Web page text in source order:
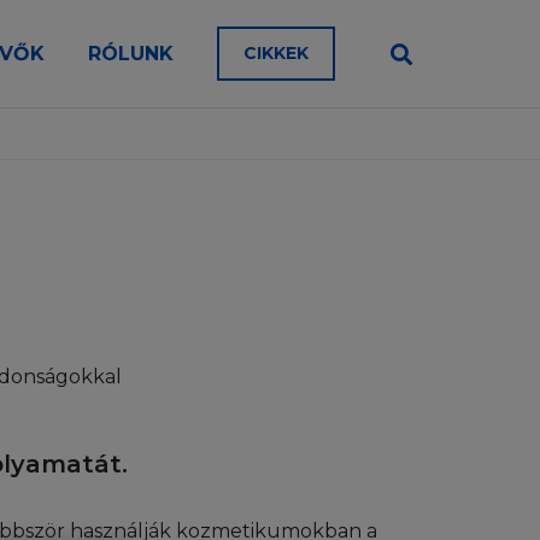
érdes
érzékeny, atópiára hajlamos
RÓLUNK CIKKEK
használják kozmetikumokban a
olvassa el a
A Honlap vagy
Kérjük,
használná.
a
külön
tájékoztatás
L’Oréal)
minden